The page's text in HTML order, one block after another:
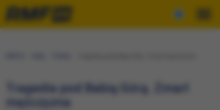
Tragedia pod Babią Górą. Zmarł
mężczyzna